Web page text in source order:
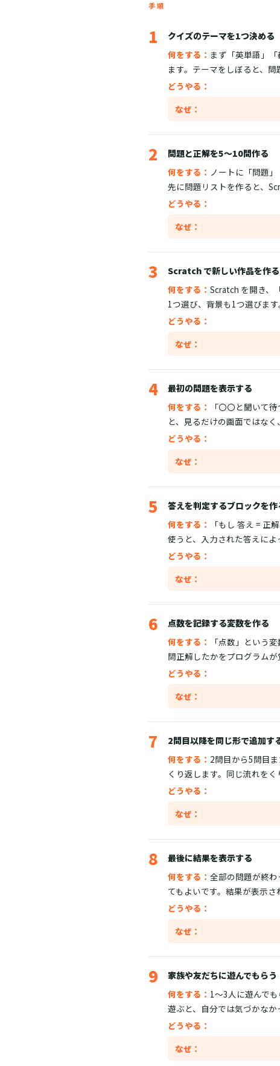
手順
1
クイズのテーマを1つ決める
何をする： まず「英単語」
ます。テーマをしぼると、
どうやる：
なぜ：
2
問題と正解を5〜10問作る
何をする： ノートに「問題
先に問題リストを作ると、
どうやる：
なぜ：
3
Scratch で新しい作品を作る
何をする： Scratch を開き、
1つ選び、背景も1つ選びま
どうやる：
なぜ：
4
最初の問題を表示する
何をする：
「〇〇と聞いて
と、見るだけの画面ではな
どうやる：
なぜ：
5
答えを判定するブロックを作
何をする：
「もし 答え =
使うと、入力された答えによ
どうやる：
なぜ：
6
点数を記録する変数を作る
何をする：
「点数」という
問正解したかをプログラムが
どうやる：
なぜ：
7
2問目以降を同じ形で追加す
何をする： 2問目から5問目
くり返します。同じ流れを
どうやる：
なぜ：
8
最後に結果を表示する
何をする： 全部の問題が終
てもよいです。結果が表示
どうやる：
なぜ：
9
家族や友だちに遊んでもらう
何をする： 1〜3人に遊んで
遊ぶと、自分では気づかなか
どうやる：
なぜ：